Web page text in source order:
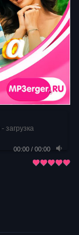
- загрузка
00:00 / 00:00